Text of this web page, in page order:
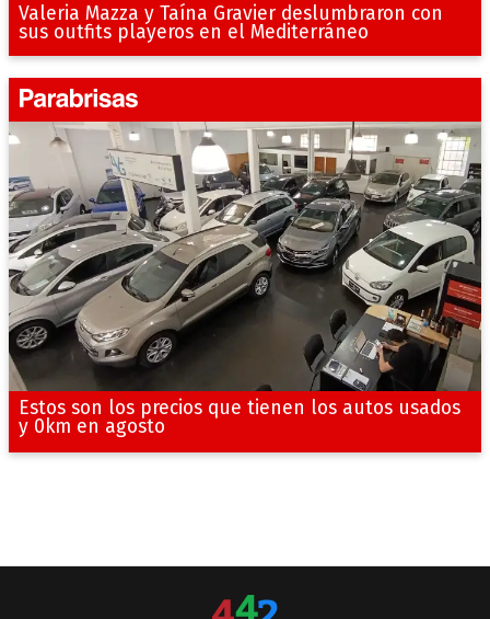
Valeria Mazza y Taína Gravier deslumbraron con
sus outfits playeros en el Mediterráneo
Estos son los precios que tienen los autos usados
y 0km en agosto